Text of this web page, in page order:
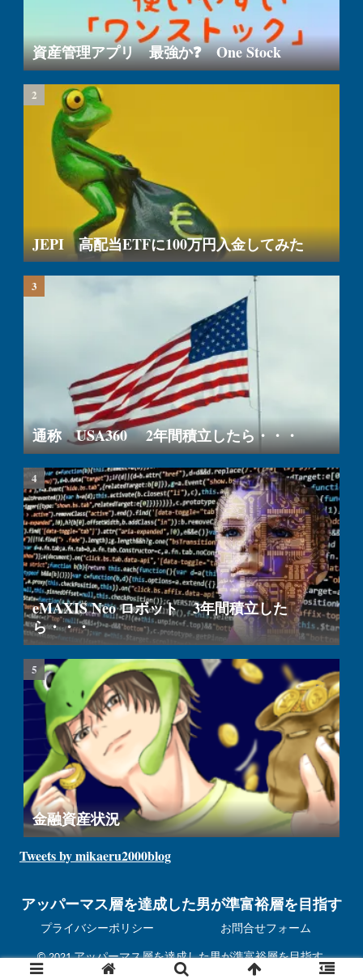
資産管理アプリ 最強か❓ One Stock
JEPI 高配当ETFに100万円入金してみた
通称 USA360 2年間積立したら・・・
eMAXIS Neo ロボット 3年間積立した
ら・・・
金融資産状況
Tweets by mikaeru2000blog
アッパーマス層を達成した男が準富裕層を目指す
プライバシーポリシー お問合せフォーム
© 2021 アッパーマス層を達成した男が準富裕層を目指す.